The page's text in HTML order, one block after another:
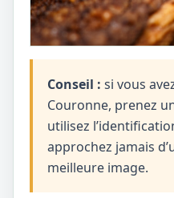
Conseil : si vous
Couronne, prenez
utilisez
approchez jamais
meilleure image.